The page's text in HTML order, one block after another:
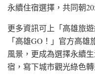
永續住宿選擇，共同朝
更多資訊可上「高雄旅
「高雄GO！」官方高
風景，更成為選擇永續
宿，寫下城市觀光綠色